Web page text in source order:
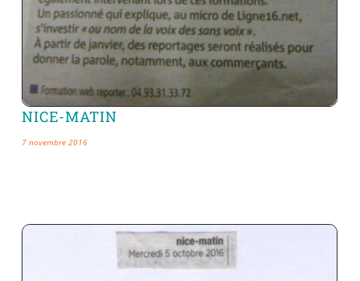
NICE-MATIN
7 novembre 2016